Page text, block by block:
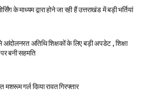
के माध्यम द्वारा होने जा रही हैं उत्तराखंड में बड़ी भर्तियां
अतिथि शिक्षकों के लिए बड़ी अपडेट , शिक्षा
बनी सहमति
मशरूम गर्ल दिव्या रावत गिरफ्तार